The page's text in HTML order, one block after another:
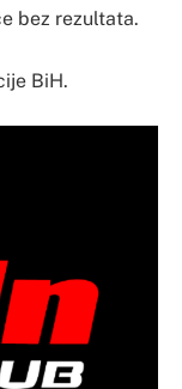
bez rezultata.
BiH.